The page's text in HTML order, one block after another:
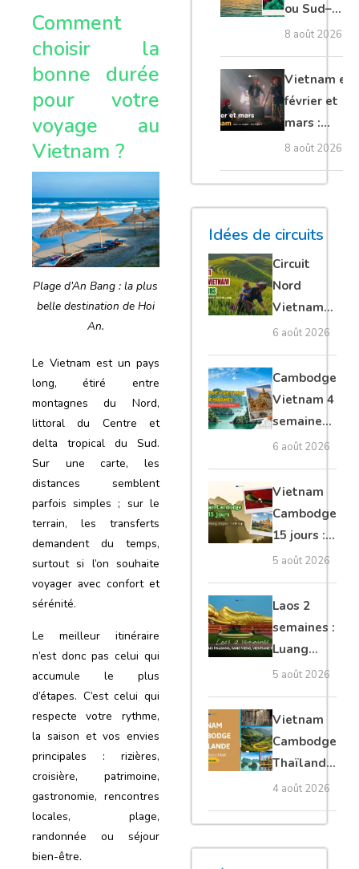
Comment
choisir la
bonne durée
pour votre
voyage au
Vietnam ?
Plage d’An Bang : la plus
belle destination de Hoi
An.
Le Vietnam est un pays
long, étiré entre
montagnes du Nord,
littoral du Centre et
delta tropical du Sud.
Sur une carte, les
distances semblent
parfois simples ; sur le
terrain, les transferts
demandent du temps,
surtout si l’on souhaite
voyager avec confort et
sérénité.
Le meilleur itinéraire
n’est donc pas celui qui
accumule le plus
d’étapes. C’est celui qui
respecte votre rythme,
la saison et vos envies
principales : rizières,
croisière, patrimoine,
gastronomie, rencontres
locales, plage,
randonnée ou séjour
bien-être.
ou Sud–
Nord : dans
quel sens
visiter le
pays ?
8 août 2026
Vietnam en
février et
mars :
quelles
régions
privilégier ?
8 août 2026
Idées de circuits
Circuit
Nord
Vietnam
15 jours :
Ha Giang
loop en
moto, Ninh
Binh, Lan
6 août 2026
Cambodge
Vietnam 4
semaines :
Angkor,
Tonkin
secret &
Mékong
6 août 2026
Vietnam
Cambodge
15 jours :
Hanoi,
Mékong,
Angkor,
Tonlé Sap
5 août 2026
Laos 2
semaines :
Luang
Prabang,
Vang
Vieng,
Vientiane
privé
5 août 2026
Vietnam
Cambodge
Thaïlande
35 jours :
grands
trésors
d’Asie
4 août 2026